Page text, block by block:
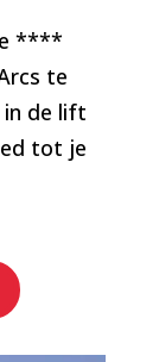
****
te
in de lift
tot je